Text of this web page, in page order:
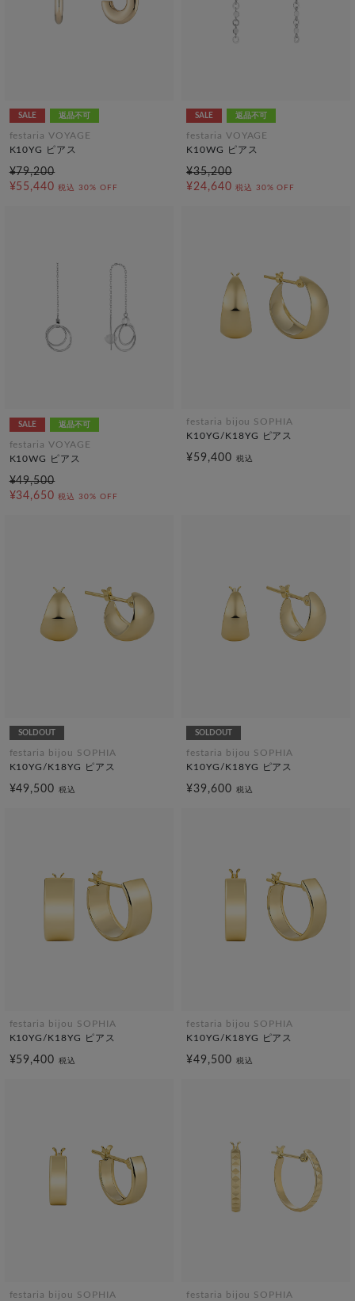
SALE 返品不可
festaria VOYAGE
K10YG ピアス
¥79,200
¥55,440 税込 30% OFF
SALE 返品不可
festaria VOYAGE
K10WG ピアス
¥35,200
¥24,640 税込 30% OFF
SALE 返品不可
festaria VOYAGE
K10WG ピアス
¥49,500
¥34,650 税込 30% OFF
festaria bijou SOPHIA
K10YG/K18YG ピアス
¥59,400 税込
SOLDOUT
festaria bijou SOPHIA
K10YG/K18YG ピアス
¥49,500税込
SOLDOUT
festaria bijou SOPHIA
K10YG/K18YG ピアス
¥39,600 税込
festaria bijou SOPHIA
K10YG/K18YG ピアス
¥59,400税込
festaria bijou SOPHIA
K10YG/K18YG ピアス
¥49,500 税込
festaria bijou SOPHIA
festaria bijou SOPHIA